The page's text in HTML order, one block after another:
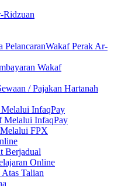
Ridzuan
PelancaranWakaf Perak Ar-
Wakaf
/ Pajakan Hartanah
InfaqPay
Melalui InfaqPay
FPX
Berjadual
Online
Talian